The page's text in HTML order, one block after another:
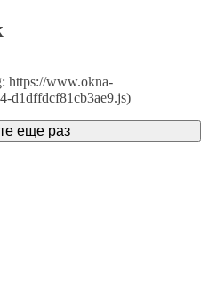
https://www.okna-
d1dffdcf81cb3ae9.js)
еще раз